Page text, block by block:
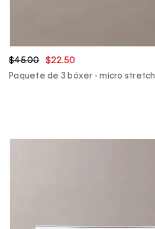
$45.00 $22.50
Paquete de 3 bóxer - micro stretch